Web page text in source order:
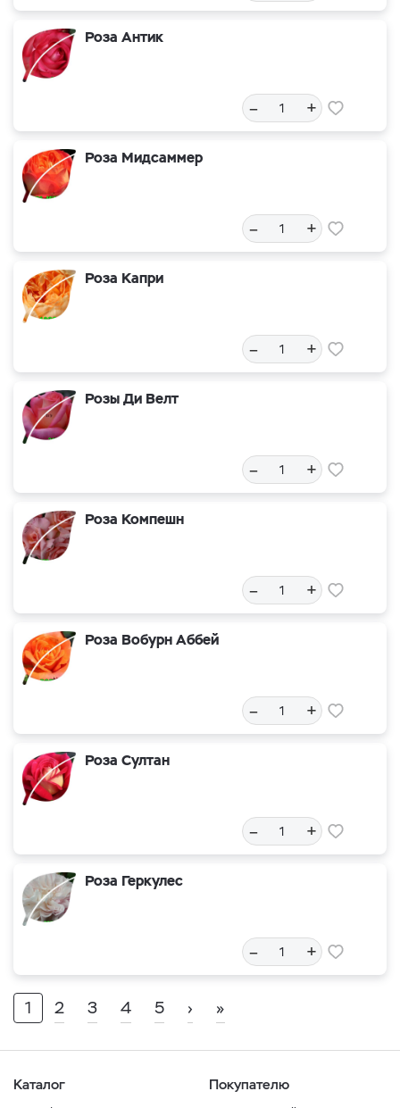
Роза Антик
– +
Роза Мидсаммер
– +
Роза Капри
– +
Розы Ди Велт
– +
Роза Компешн
– +
Роза Вобурн Аббей
– +
Роза Султан
– +
Роза Геркулес
– +
1 2 3 4 5 › »
Каталог Покупателю